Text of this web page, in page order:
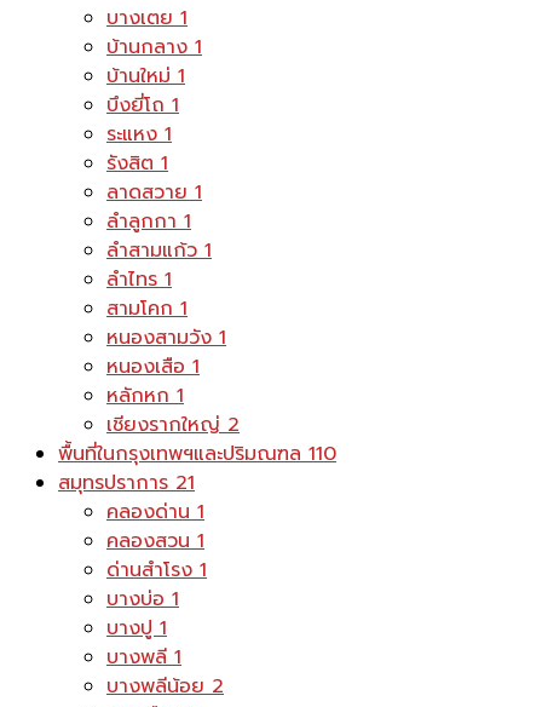
บางเตย1
บ้านกลาง1
บ้านใหม่1
บึงยี่โถ1
ระแหง1
รังสิต1
ลาดสวาย1
ลำลูกกา1
ลำสามแก้ว1
ลำไทร1
สามโคก1
หนองสามวัง1
หนองเสือ1
หลักหก1
เชียงรากใหญ่2
พื้นที่ในกรุงเทพฯและปริมณฑล110
สมุทรปราการ21
คลองด่าน1
คลองสวน1
ด่านสำโรง1
บางบ่อ1
บางปู1
บางพลี1
บางพลีน้อย2